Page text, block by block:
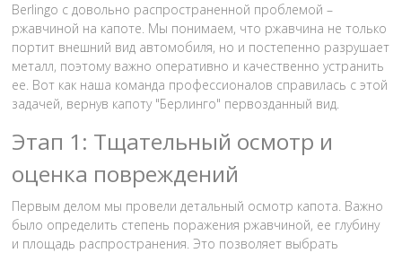
Berlingo с довольно распространенной проблемой –
ржавчиной на капоте. Мы понимаем, что ржавчина не только
портит внешний вид автомобиля, но и постепенно разрушает
металл, поэтому важно оперативно и качественно устранить
ее. Вот как наша команда профессионалов справилась с этой
задачей, вернув капоту "Берлинго" первозданный вид.
Этап 1: Тщательный осмотр и
оценка повреждений
Первым делом мы провели детальный осмотр капота. Важно
было определить степень поражения ржавчиной, ее глубину
и площадь распространения. Это позволяет выбрать